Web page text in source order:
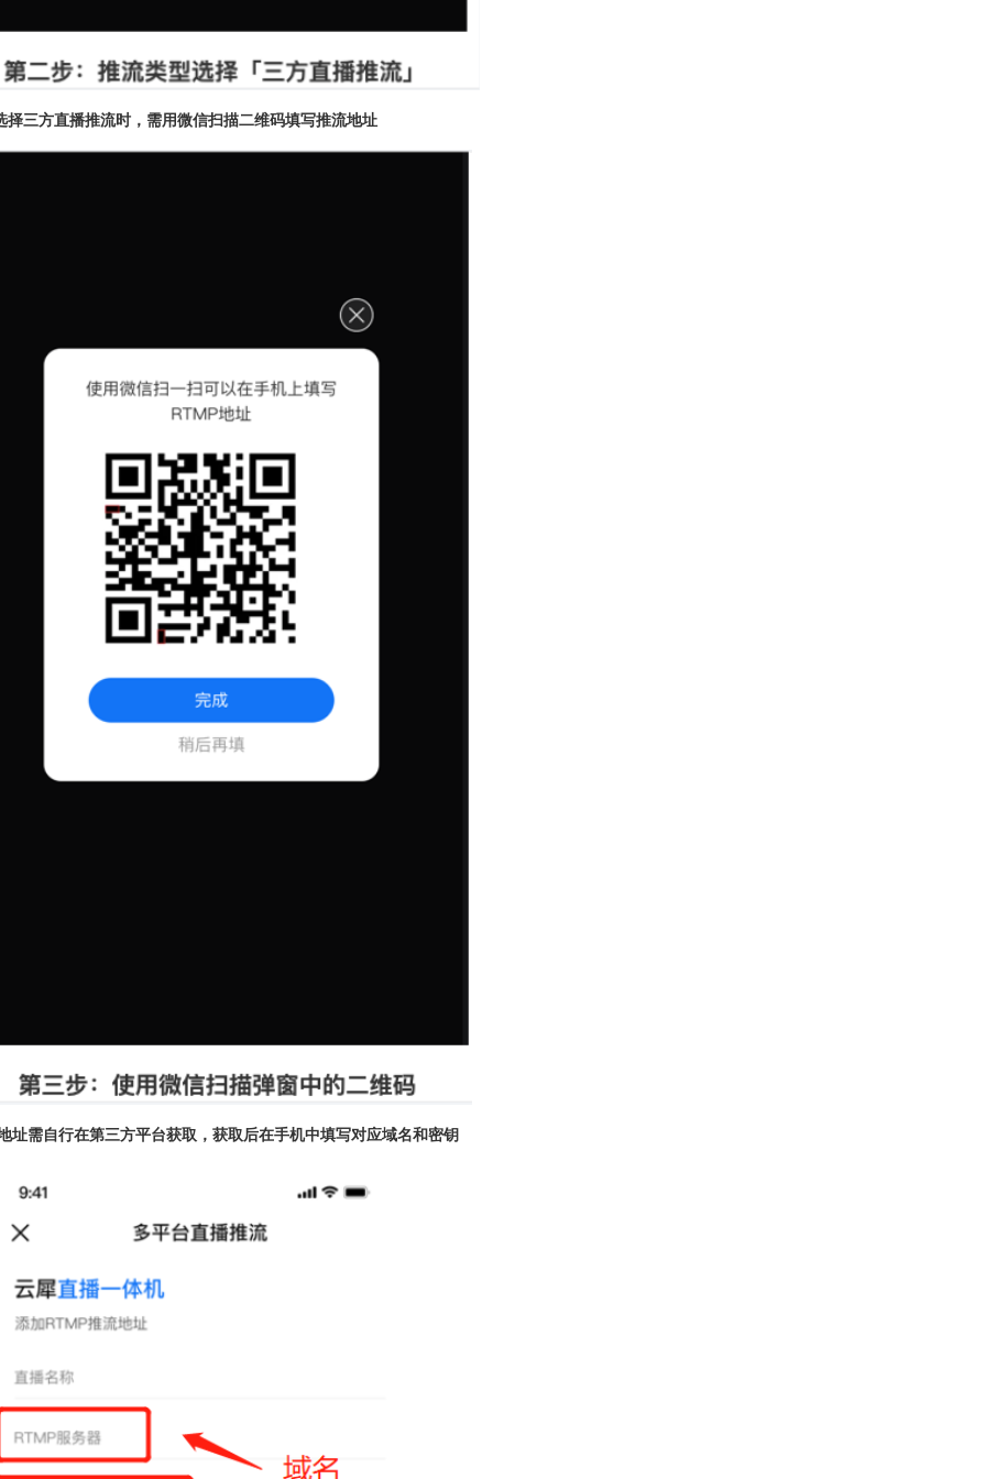
择三方直播推流时，需用微信扫描二维码填写推流地址
址需自行在第三方平台获取，获取后在手机中填写对应域名和密钥